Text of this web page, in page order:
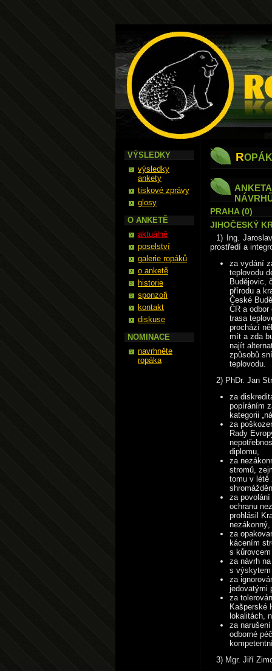
VÝSLEDKY
výsledky
ankety
tiskové zprávy
glosy
O ANKETĚ
aktuálně
poselství
galerie ropáků
o anketě
historie
sponzoři
kontakt
diskuse
NOMINACE
navrhněte
ropáka
R
PRAHA (0)
JIHOČESKÝ
1) Ing.
prostředí a
za vydání
teplovodu
Budějovic,
přírodu a
České
ČR a
trasa
prochází
mít a zda
najít
způsobů
teplovodu.
2) PhDr. Jan
za
popíráním
kategorii
za
Rady
diplomu,
za
stromů,
tomu v létě
za
ochranu
prohlásil
nezákonný,
za
kácením
s
za návrh
s
za
jedovatými
za
Kašperské
lokalitách,
za
odborné
3) Mgr. Jiří